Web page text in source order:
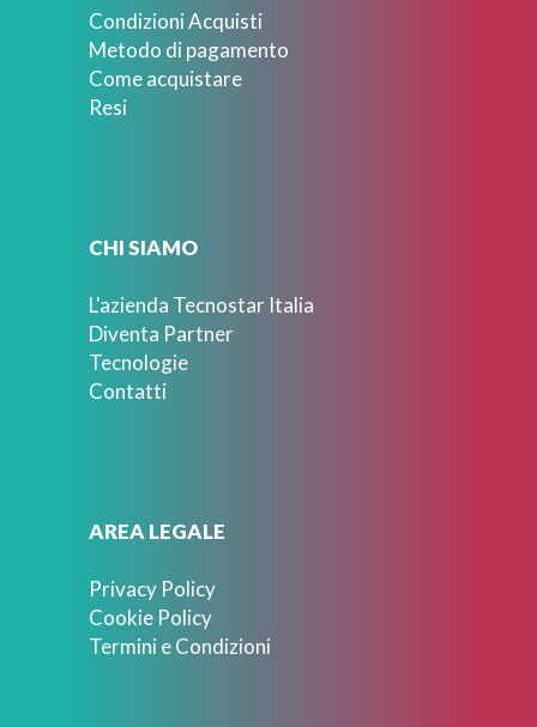
Condizioni Acquisti
Metodo di pagamento
Come acquistare
Resi
CHI SIAMO
L'azienda Tecnostar Italia
Diventa Partner
Tecnologie
Contatti
AREA LEGALE
Privacy Policy
Cookie Policy
Termini e Condizioni